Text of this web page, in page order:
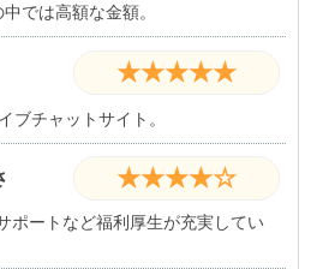
歓迎
出し無料
では高額な金額。
★★★★★
ブチャットサイト。
★★★★☆
ポートなど福利厚生が充実してい